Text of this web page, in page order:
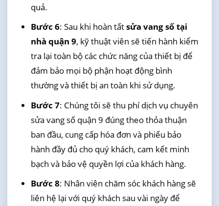
quả.
Bước 6: Sau khi hoàn tấtsửa vang số tại
nhà quận 9, kỹ thuật viên sẽ tiến hành kiểm
tra lại toàn bộ các chức năng của thiết bị để
đảm bảo mọi bộ phận hoạt động bình
thường và thiết bị an toàn khi sử dụng.
Bước 7: Chúng tôi sẽ thu phí dịch vụ chuyên
sửa vang số quận 9 đúng theo thỏa thuận
ban đầu, cung cấp hóa đơn và phiếu bảo
hành đầy đủ cho quý khách, cam kết minh
bạch và bảo vệ quyền lợi của khách hàng.
Bước 8: Nhân viên chăm sóc khách hàng sẽ
liên hệ lại với quý khách sau vài ngày để